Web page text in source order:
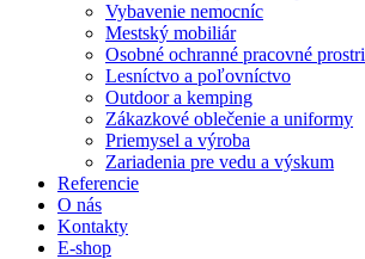
Vybavenie nemocníc
Mestský mobiliár
Osobné ochranné pracovné
Lesníctvo a poľovníctvo
Outdoor a kemping
Zákazkové oblečenie a uniformy
Priemysel a výroba
Zariadenia pre vedu a výskum
Referencie
O nás
Kontakty
E-shop